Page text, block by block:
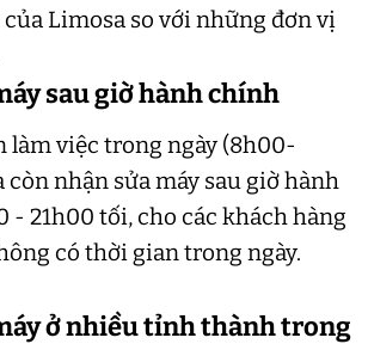
Limosa so với những đơn vị
sau giờ hành chính
làm việc trong ngày (8h00-
còn nhận sửa máy sau giờ hành
- 21h00 tối, cho các khách hàng
có thời gian trong ngày.
ở nhiều tỉnh thành trong